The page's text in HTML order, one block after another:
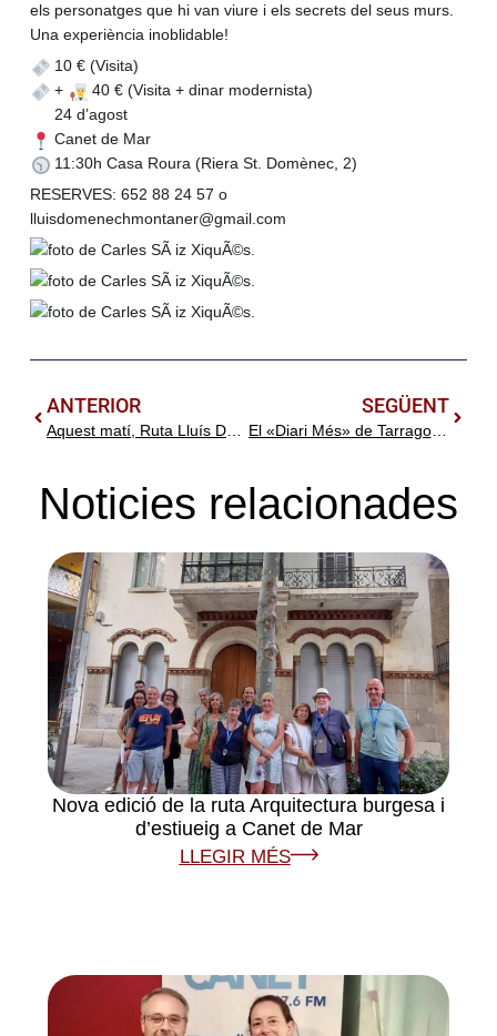
els personatges que hi van viure i els secrets del seus murs.
Una experiència inoblidable!
10 € (Visita)
+
40 € (Visita + dinar modernista)
24 d’agost
Canet de Mar
11:30h Casa Roura (Riera St. Domènec, 2)
RESERVES: 652 88 24 57 o
lluisdomenechmontaner@gmail.com
ANTERIOR
Aquest matí, Ruta Lluís Domènech i Pere Domènech. Modernisme i modernitat a Canet de Mar
SEGÜENT
El «Diari Més» de Tarragona fa difusió del llibre «Els arquitectes modernistes del Camp de Tarragona»
Noticies relacionades
Nova edició de la ruta Arquitectura burgesa i
d’estiueig a Canet de Mar
LLEGIR MÉS